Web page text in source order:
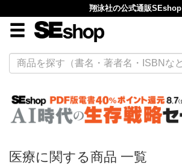
翔泳社の公式通販SEshop
医療に関する商品 一覧